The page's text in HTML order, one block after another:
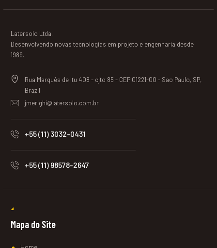
Latersolo Ltda.
Desenvolvendo novas tecnologias em projeto e engenharia desde
1989.
Rua Marquês de Itu 408 - cjto 85 - CEP 01221-00 - Sao Paulo, SP,
Brazil
jmerighi@latersolo.com.br
+55 (11) 3032-0431
+55 (11) 98578-2647
Mapa do Site